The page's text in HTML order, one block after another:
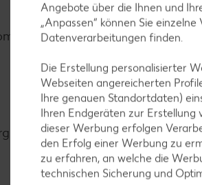
in kleine Würfel
Backofen bei 180
Angebote über die Ihnen und
„Anpassen“ können Sie
Datenverarbeitungen finden.
Die Erstellung personalisierter
Webseiten angereicherten
Ihre genauen Standortdaten)
Ihren Endgeräten zur Erstellung
dieser Werbung erfolgen
den Erfolg einer Werbung zu
zu erfahren, an welche die
technischen Sicherung und